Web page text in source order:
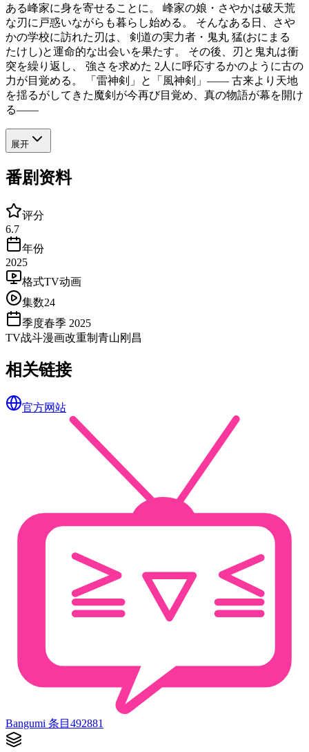
ある峰家に身を寄せることに。 峰家の娘・さやかは破天荒
な刃に戸惑いながらも暮らし始める。 そんなある日、さや
かの学校に訪れた刃は、 剣道の実力者・鬼丸 猛(おにまる
たけし)と運命的な出会いを果たす。 その後、刃と鬼丸は衝
突を繰り返し、 強さを求めた 2人に呼応するかのように古の
力が目覚める。 「雷神剣」と「風神剣」—— 古来より天地
を揺るがしてきた魔剣が今再び目覚め、真の物語が幕を開け
る——
展开
番剧资料
评分
6.7
年份
2025
格式TV动画
集数24
季度春季 2025
TV战斗漫画改重制 青山刚昌
相关链接
官方网站
Bangumi 条目 492881